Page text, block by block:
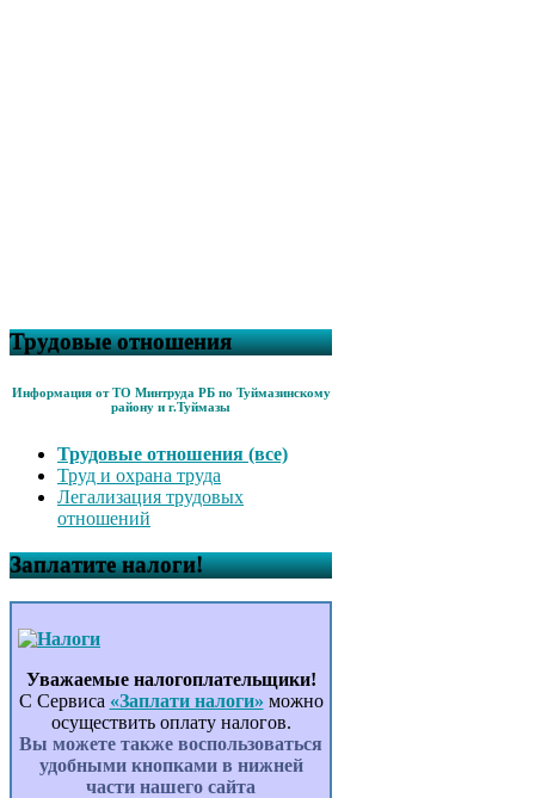
Трудовые отношения
Информация от ТО Минтруда РБ по Туймазинскому
району и г.Туймазы
Трудовые отношения (все)
Труд и охрана труда
Легализация трудовых
отношений
Заплатите налоги!
Уважаемые налогоплательщики!
С Сервиса «Заплати налоги» можно
осуществить оплату налогов.
Вы можете также воспользоваться
удобными кнопками в нижней
части нашего сайта